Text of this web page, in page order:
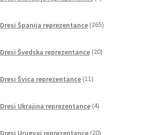
izdelki
Dresi Španija reprezentance 265izdelkov
Dresi Švedska reprezentance 20izdelkov
Dresi Švica reprezentance 11izdelkov
Dresi Ukrajina reprezentance 4izdelki
Dresi Urugvaj reprezentance 20